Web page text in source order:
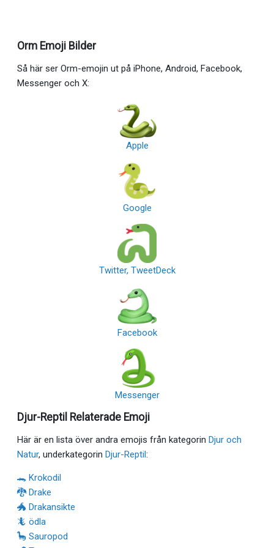
Orm Emoji Bilder
Så här ser Orm-emojin ut på iPhone, Android, Facebook,
Messenger och X:
Apple
Google
Twitter, TweetDeck
Facebook
Messenger
Djur-Reptil Relaterade Emoji
Här är en lista över andra emojis från kategorin Djur och
Natur, underkategorin Djur-Reptil:
🐊 Krokodil
🐉 Drake
🐲 Drakansikte
🦎 ödla
🦕 Sauropod